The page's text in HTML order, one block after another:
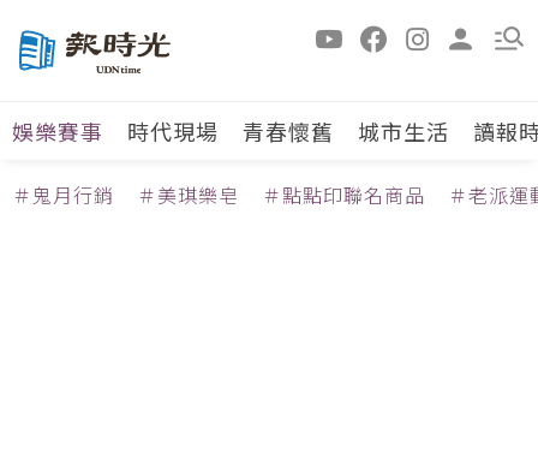
娛樂賽事 時代現場 青春懷舊 城市生活 讀報
＃鬼月行銷 ＃美琪樂皂 ＃點點印聯名商品 ＃老派運